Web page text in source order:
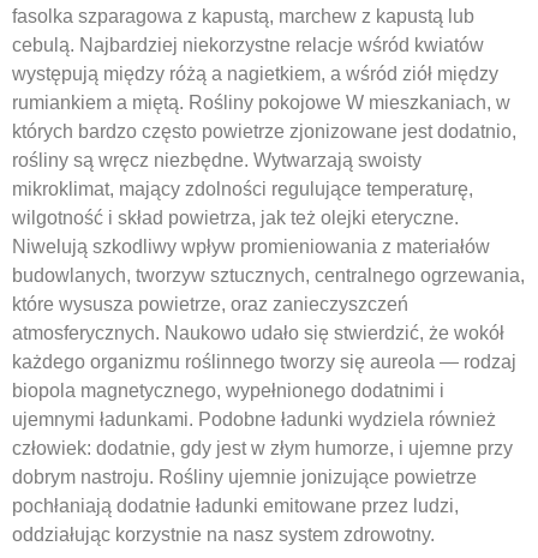
fasolka szparagowa z kapustą, marchew z kapustą lub
cebulą. Najbardziej niekorzystne relacje wśród kwiatów
występują między różą a nagietkiem, a wśród ziół między
rumiankiem a miętą. Rośliny pokojowe W mieszkaniach, w
których bardzo często powietrze zjonizowane jest dodatnio,
rośliny są wręcz niezbędne. Wytwarzają swoisty
mikroklimat, mający zdolności regulujące temperaturę,
wilgotność i skład powietrza, jak też olejki eteryczne.
Niwelują szkodliwy wpływ promieniowania z materiałów
budowlanych, tworzyw sztucznych, centralnego ogrzewania,
które wysusza powietrze, oraz zanieczyszczeń
atmosferycznych. Naukowo udało się stwierdzić, że wokół
każdego organizmu roślinnego tworzy się aureola — rodzaj
biopola magnetycznego, wypełnionego dodatnimi i
ujemnymi ładunkami. Podobne ładunki wydziela również
człowiek: dodatnie, gdy jest w złym humorze, i ujemne przy
dobrym nastroju. Rośliny ujemnie jonizujące powietrze
pochłaniają dodatnie ładunki emitowane przez ludzi,
oddziałując korzystnie na nasz system zdrowotny.